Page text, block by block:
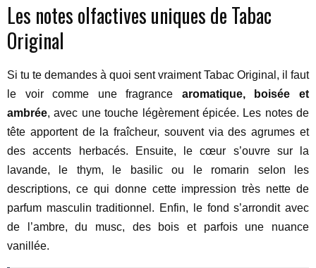
Les notes olfactives uniques de Tabac
Original
Si tu te demandes à quoi sent vraiment Tabac Original, il faut
le voir comme une fragrance aromatique, boisée et
ambrée, avec une touche légèrement épicée. Les notes de
tête apportent de la fraîcheur, souvent via des agrumes et
des accents herbacés. Ensuite, le cœur s’ouvre sur la
lavande, le thym, le basilic ou le romarin selon les
descriptions, ce qui donne cette impression très nette de
parfum masculin traditionnel. Enfin, le fond s’arrondit avec
de l’ambre, du musc, des bois et parfois une nuance
vanillée.